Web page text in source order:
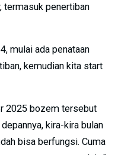
termasuk penertiban
mulai ada penataan
kemudian kita start
2025 bozem tersebut
kira-kira bulan
bisa berfungsi. Cuma